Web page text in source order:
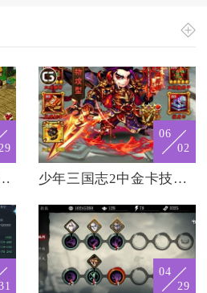
钱是否需要团队合作
06
02
少年三国志2中金卡技能有多少种
04
29